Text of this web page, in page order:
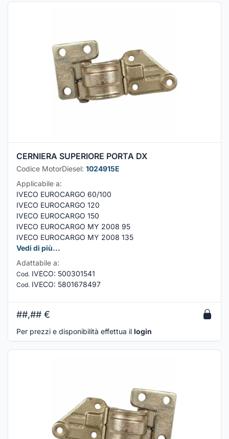
CERNIERA SUPERIORE PORTA DX
Codice MotorDiesel: 1024915E
Applicabile a:
IVECO EUROCARGO 60/100
IVECO EUROCARGO 120
IVECO EUROCARGO 150
IVECO EUROCARGO MY 2008 95
IVECO EUROCARGO MY 2008 135
Vedi di più...
Adattabile a:
Cod. IVECO: 500301541
Cod. IVECO: 5801678497
##,## €
Per prezzi e disponibilità effettua il login